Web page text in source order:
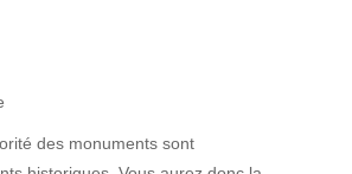
des monuments sont